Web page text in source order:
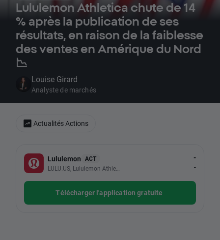
Lululemon Athletica chute de 14
% après la publication de ses
résultats, en raison de la faiblesse
des ventes en Amérique du Nord
📉
Louise Girard
Analyste de marchés
Lululemon ACT
LULU.US, Lululemon Athletica Inc
-
-
Télécharger l'application gratuite
Actualités Actions